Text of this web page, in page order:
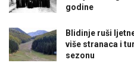
godine
Blidinje ruši
više stranaca i
sezonu